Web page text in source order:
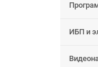
ИБП и